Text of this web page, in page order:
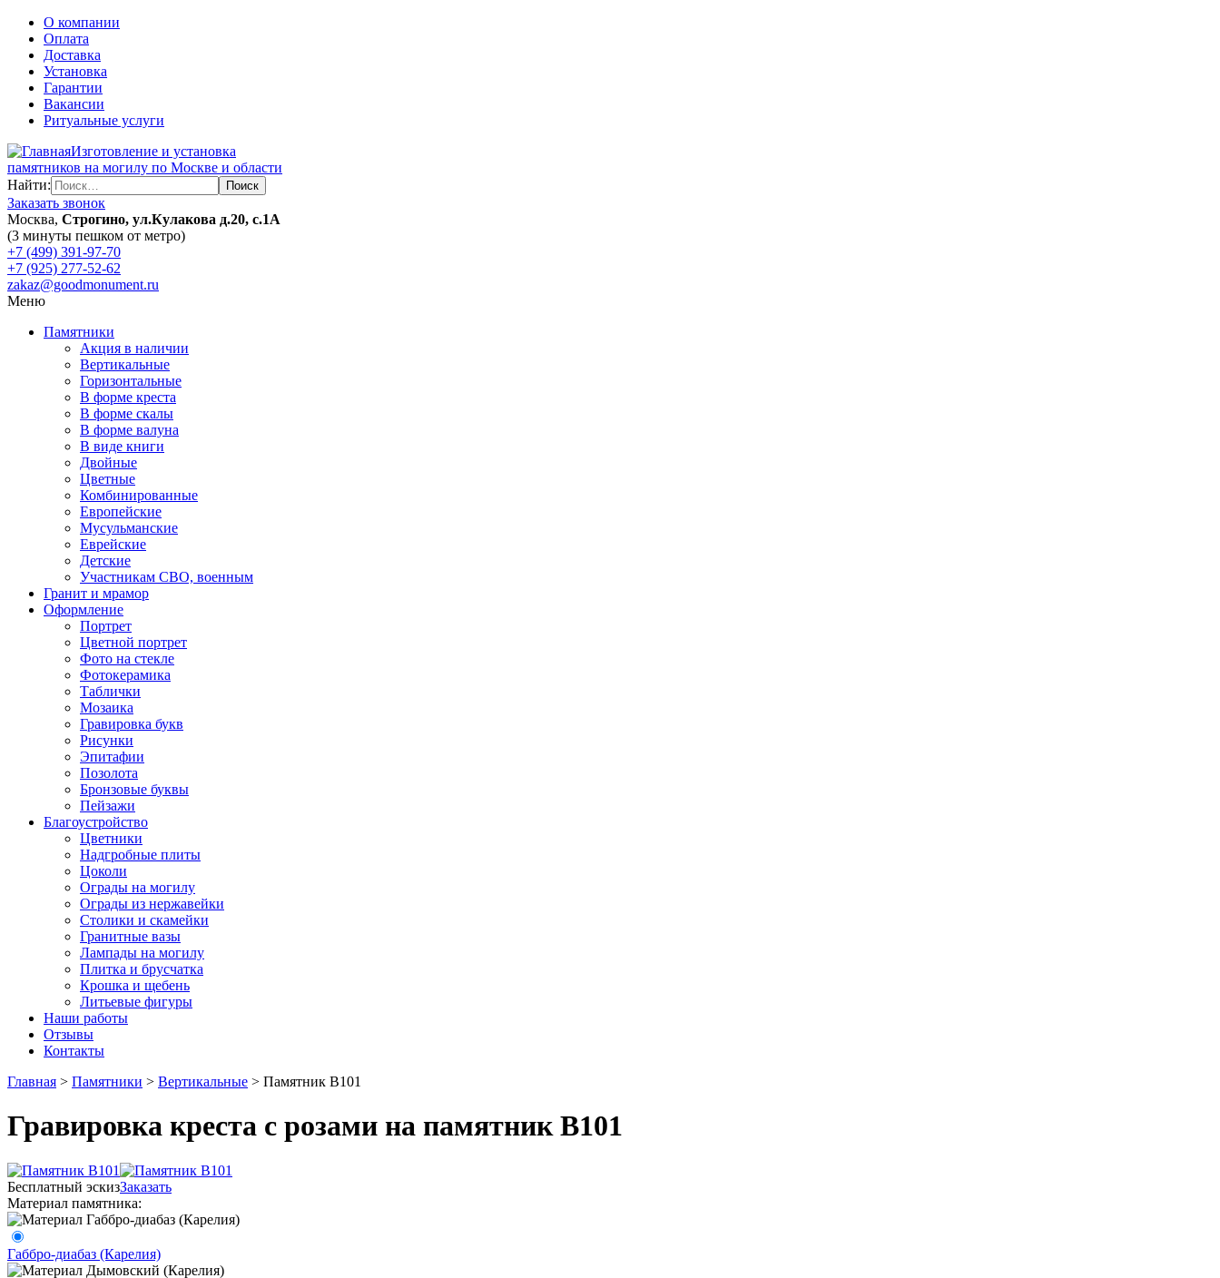
О компании
Оплата
Доставка
Установка
Гарантии
Вакансии
Ритуальные услуги
Изготовление и установка
памятников на могилу по Москве и области
Найти:
Заказать звонок
Москва, Строгино, ул.Кулакова д.20, с.1А
(3 минуты пешком от метро)
+7 (499) 391-97-70
+7 (925) 277-52-62
zakaz@goodmonument.ru
Меню
Памятники
Акция в наличии
Вертикальные
Горизонтальные
В форме креста
В форме скалы
В форме валуна
В виде книги
Двойные
Цветные
Комбинированные
Европейские
Мусульманские
Еврейские
Детские
Участникам СВО, военным
Гранит и мрамор
Оформление
Портрет
Цветной портрет
Фото на стекле
Фотокерамика
Таблички
Мозаика
Гравировка букв
Рисунки
Эпитафии
Позолота
Бронзовые буквы
Пейзажи
Благоустройство
Цветники
Надгробные плиты
Цоколи
Ограды на могилу
Ограды из нержавейки
Столики и скамейки
Гранитные вазы
Лампады на могилу
Плитка и брусчатка
Крошка и щебень
Литьевые фигуры
Наши работы
Отзывы
Контакты
Главная > Памятники > Вертикальные > Памятник В101
Гравировка креста с розами на памятник В101
Бесплатный эскизЗаказать
Материал памятника:
Габбро-диабаз (Карелия)